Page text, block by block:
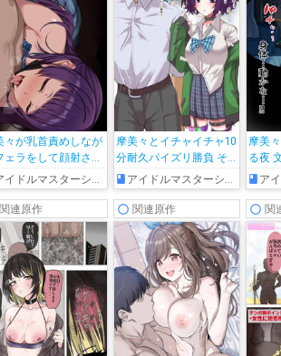
々が乳首責めしなが
ェラをして顔射され
う!!
ドルマスターシャイニーカラーズ
摩美々とイチャイチャ10
分耐久パイズリ勝負 そ
の後アイドルマスターシャイニーカラーズ
摩美
る夜
アイド
関連原作 関連原作 関